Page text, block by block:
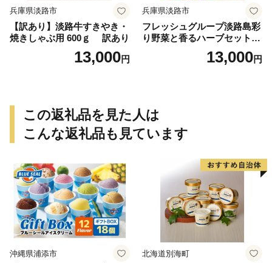
兵庫県淡路市
【訳あり】淡路牛すきやき・
焼きしゃぶ用 600ｇ 訳あり
13,000円
兵庫県淡路市
フレッシュグループ淡路島彩
り野菜と香るハーブセット
13,000円
この返礼品を見た人は
こんな返礼品も見ています
沖縄県浦添市 北海道別海町